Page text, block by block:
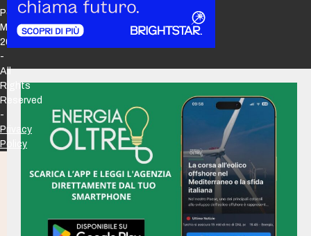
Policy
Maker
2026
-
All
Rights
Reserved
-
Privacy
Policy